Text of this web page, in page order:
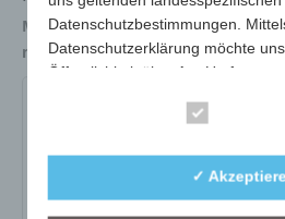
Maße
1350 x 780 x 3
max. Werbefläche 10mm x
179-01-weiß-grau
Variante:weiß-grau
Datenschutzbestimmungen.
Datenschutzerklärung möchte
Öffentlichkeit über Art, Umfang
personenbezogenen Daten
über die ihnen zustehenden
✓